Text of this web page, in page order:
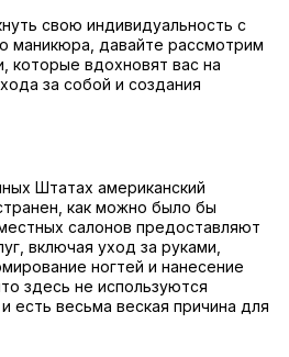
свою индивидуальность с
маникюра, давайте рассмотрим
которые вдохновят вас на
за собой и создания
Штатах американский
как можно было бы
салонов предоставляют
включая уход за руками,
ногтей и нанесение
здесь не используются
есть весьма веская причина для